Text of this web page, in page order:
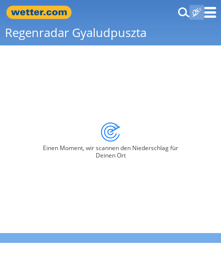
Regenradar Gyaludpuszta
Einen Moment, wir scannen den Niederschlag für
Deinen Ort